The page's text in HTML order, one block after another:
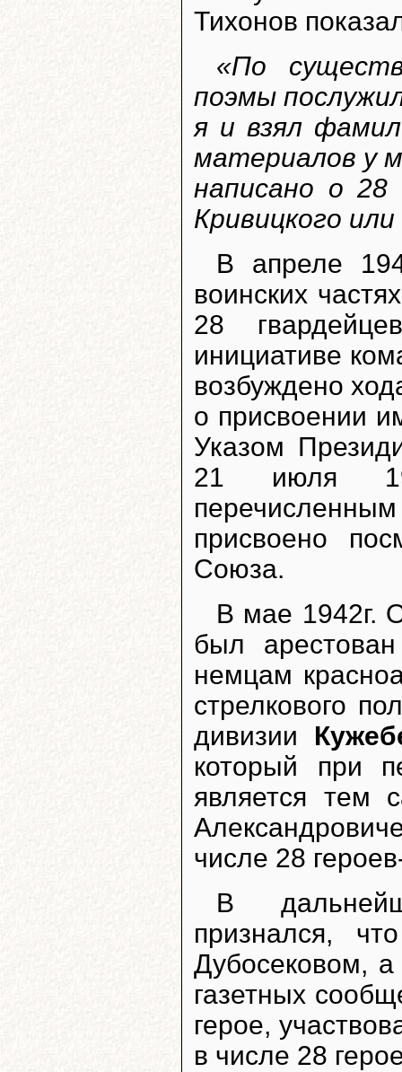
Тихонов
«По
поэмы
я и взял
материалов у
написано о 28
Кривицкого
В апреле
воинских
28
инициативе
возбуждено
о присвоении
Указом
21 июля
присвоено
Союза.
В мае 1942г.
был
немцам
стрелкового
дивизии
который при
является тем
числе 28
В
признался,
Дубосековом,
газетных
герое,
в числе 28